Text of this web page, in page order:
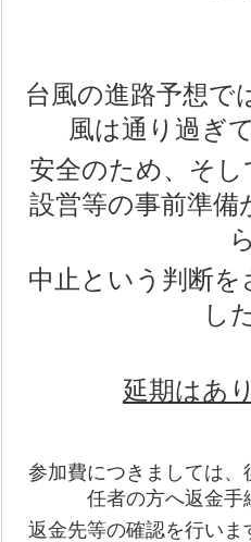
台風の進路予想で
風は通り過ぎ
安全のため、そ
設営等の事前準
ら
中止という判断を
し
延期はあ
参加費につきましては
任者の方へ返金手
返金先等の確認を行いま